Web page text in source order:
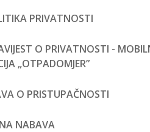
PRIVATNOSTI
O PRIVATNOSTI -
„OTPADOMJER”
O PRISTUPAČNOSTI
NABAVA